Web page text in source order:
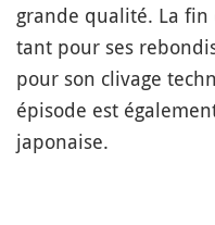
grande qualité. La
tant pour ses
pour son clivage
épisode est
japonaise.